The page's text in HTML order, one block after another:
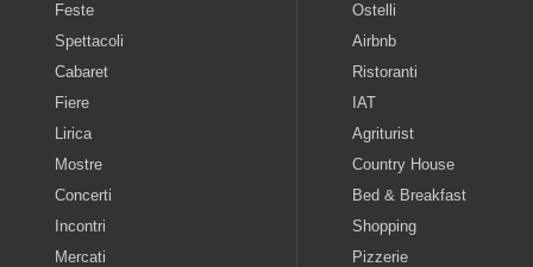
Feste
Spettacoli
Cabaret
Fiere
Lirica
Mostre
Concerti
Incontri
Mercati
Ostelli
Airbnb
Ristoranti
IAT
Agriturist
Country House
Bed & Breakfast
Shopping
Pizzerie